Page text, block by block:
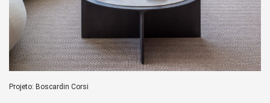
Projeto: Boscardin Corsi